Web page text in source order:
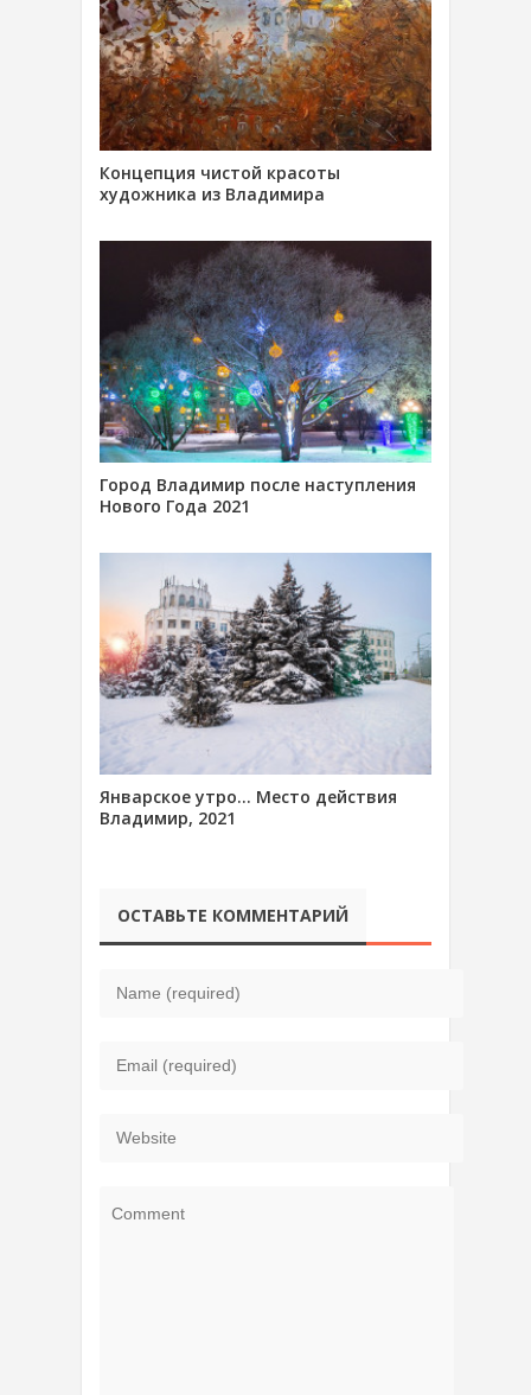
Концепция чистой красоты
художника из Владимира
Город Владимир после наступления
Нового Года 2021
Январское утро… Место действия
Владимир, 2021
ОСТАВЬТЕ КОММЕНТАРИЙ